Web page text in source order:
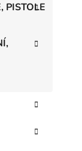
PISTOLE